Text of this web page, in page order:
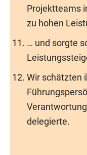
Projektteams
zu hohen
… und sorgte
Wir schätzten
delegierte.